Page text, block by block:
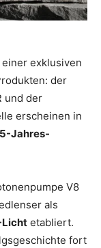
einer exklusiven
der
und der
erscheinen in
Jahres-
V8
als
Licht etabliert.
fort